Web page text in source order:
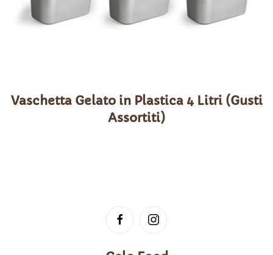
Vaschetta Gelato in Plastica 4 Litri (Gusti
Assortiti)